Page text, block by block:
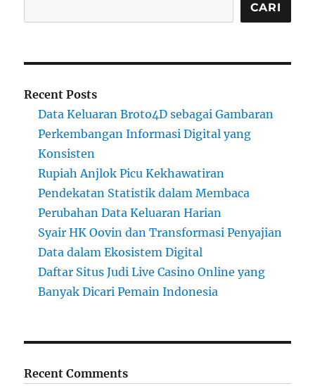
CARI
Recent Posts
Data Keluaran Broto4D sebagai Gambaran
Perkembangan Informasi Digital yang
Konsisten
Rupiah Anjlok Picu Kekhawatiran
Pendekatan Statistik dalam Membaca
Perubahan Data Keluaran Harian
Syair HK Oovin dan Transformasi Penyajian
Data dalam Ekosistem Digital
Daftar Situs Judi Live Casino Online yang
Banyak Dicari Pemain Indonesia
Recent Comments